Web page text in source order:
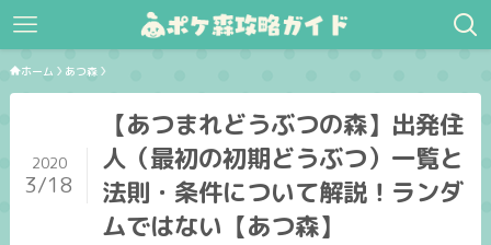
ホーム あつ森
【あつまれどうぶつの森】出発住
人（最初の初期どうぶつ）一覧と
法則・条件について解説！ランダ
ムではない【あつ森】
2020
3/18